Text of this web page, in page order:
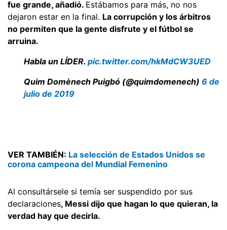
fue grande, añadió. Estábamos para más, no nos
dejaron estar en la final. La corrupción y los árbitros
no permiten que la gente disfrute y el fútbol se
arruina.
Habla un LÍDER. pic.twitter.com/hkMdCW3UED
Quim Domènech Puigbó (@quimdomenech) 6 de
julio de 2019
VER TAMBIÉN: La selección de Estados Unidos se
corona campeona del Mundial Femenino
Al consultársele si temía ser suspendido por sus
declaraciones, Messi dijo que hagan lo que quieran, la
verdad hay que decirla.